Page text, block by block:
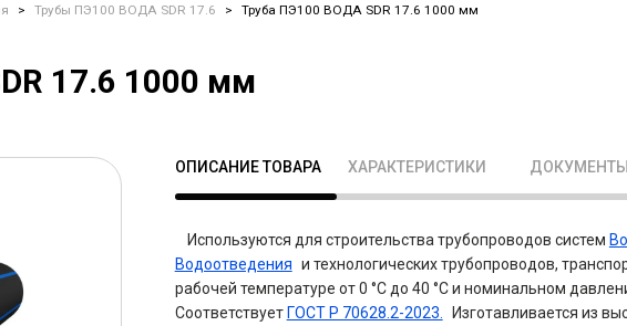
> Трубы ПЭ100 ВОДА SDR 17.6 > Труба ПЭ100 ВОДА SDR 17.6 1000 мм
17.6 1000 мм
ОПИСАНИЕ ТОВАРА ХАРАКТЕРИСТИКИ ДОКУМЕНТЫ
Используются для строительства трубопроводов систем
Водоотведения и технологических трубопроводов,
рабочей температуре от 0 °С до 40 °С и номинальном
Соответствует ГОСТ Р 70628.2-2023.
Изготавливается из